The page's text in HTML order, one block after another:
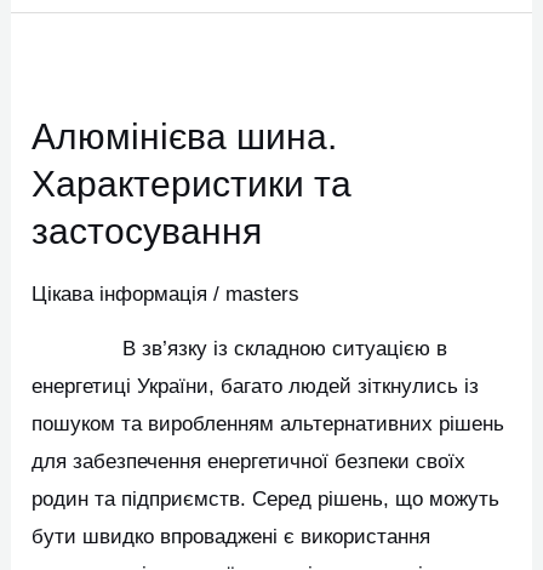
Алюмінієва шина.
Характеристики та
застосування
Цікава інформація / masters
В зв’язку із складною ситуацією в
енергетиці України, багато людей зіткнулись із
пошуком та виробленням альтернативних рішень
для забезпечення енергетичної безпеки своїх
родин та підприємств. Серед рішень, що можуть
бути швидко впроваджені є використання
Характеристики
та